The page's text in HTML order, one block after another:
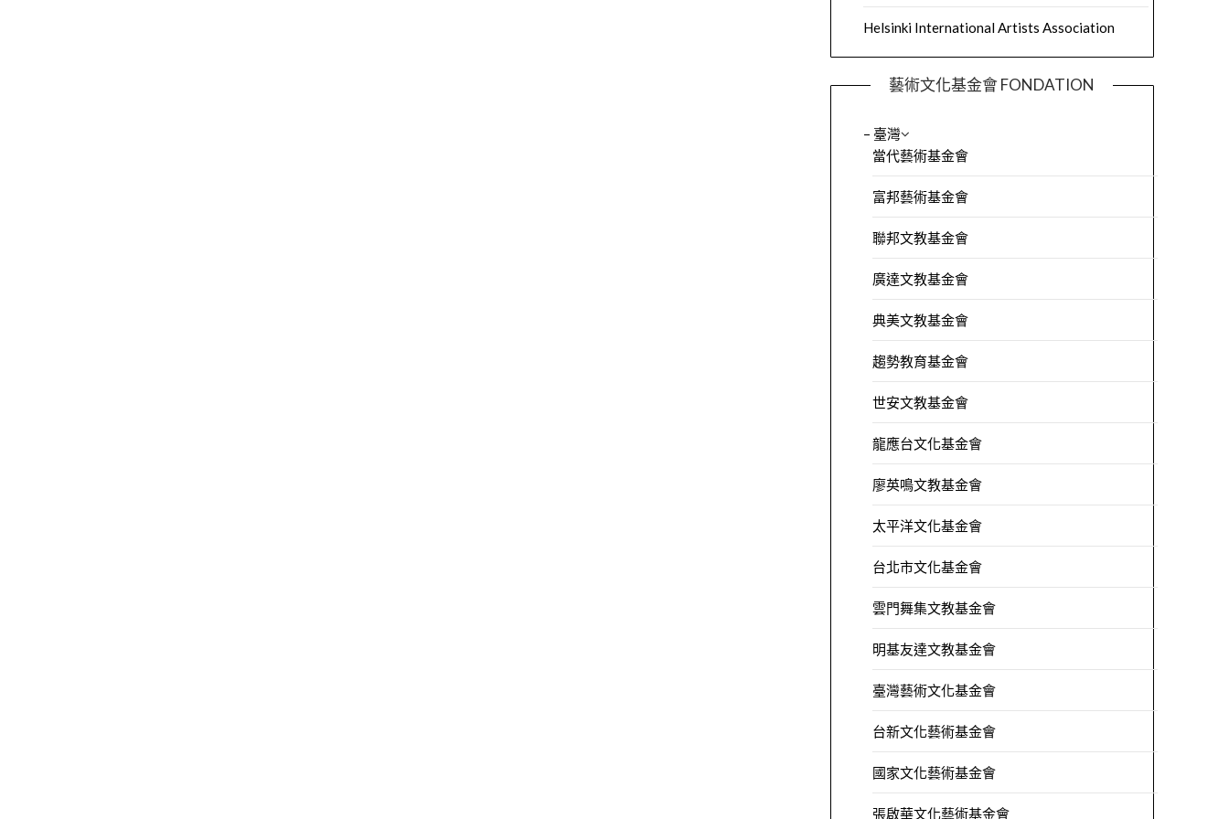
Helsinki International Artists Association
藝術文化基金會 FONDATION
– 臺灣
當代藝術基金會
富邦藝術基金會
聯邦文教基金會
廣達文教基金會
典美文教基金會
趨勢教育基金會
世安文教基金會
龍應台文化基金會
廖英鳴文教基金會
太平洋文化基金會
台北市文化基金會
雲門舞集文教基金會
明基友達文教基金會
臺灣藝術文化基金會
台新文化藝術基金會
國家文化藝術基金會
張啟華文化藝術基金會